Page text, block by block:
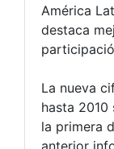
América
destaca
La nueva
hasta 2010
la primera
anterior